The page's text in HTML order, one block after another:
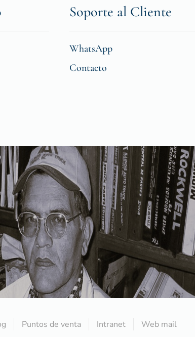
Soporte al Cliente
WhatsApp
Contacto
Puntos de venta Intranet Web mail